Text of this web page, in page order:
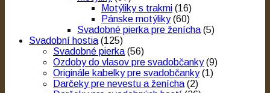
Motýliky s trakmi (16)
Pánske motýliky (60)
Svadobné pierka pre ženícha (5)
Svadobní hostia (125)
Svadobné pierka (56)
Ozdoby do vlasov pre svadobčanky (9)
Originále kabelky pre svadobčanky (1)
Darčeky pre nevestu a ženícha (2)